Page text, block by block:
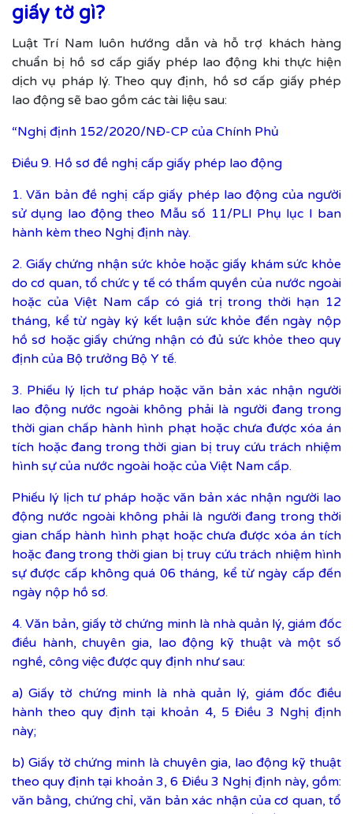
giấy tờ gì?
Luật Trí Nam luôn hướng dẫn và hỗ trợ khách hàng
chuẩn bị hồ sơ cấp giấy phép lao động khi thực hiện
dịch vụ pháp lý. Theo quy định, hồ sơ cấp giấy phép
lao động sẽ bao gồm các tài liệu sau:
“Nghị định 152/2020/NĐ-CP của Chính Phủ
Điều 9. Hồ sơ đề nghị cấp giấy phép lao động
1. Văn bản đề nghị cấp giấy phép lao động của người
sử dụng lao động theo Mẫu số 11/PLI Phụ lục I ban
hành kèm theo Nghị định này.
2. Giấy chứng nhận sức khỏe hoặc giấy khám sức khỏe
do cơ quan, tổ chức y tế có thẩm quyền của nước ngoài
hoặc của Việt Nam cấp có giá trị trong thời hạn 12
tháng, kể từ ngày ký kết luận sức khỏe đến ngày nộp
hồ sơ hoặc giấy chứng nhận có đủ sức khỏe theo quy
định của Bộ trưởng Bộ Y tế.
3. Phiếu lý lịch tư pháp hoặc văn bản xác nhận người
lao động nước ngoài không phải là người đang trong
thời gian chấp hành hình phạt hoặc chưa được xóa án
tích hoặc đang trong thời gian bị truy cứu trách nhiệm
hình sự của nước ngoài hoặc của Việt Nam cấp.
Phiếu lý lịch tư pháp hoặc văn bản xác nhận người lao
động nước ngoài không phải là người đang trong thời
gian chấp hành hình phạt hoặc chưa được xóa án tích
hoặc đang trong thời gian bị truy cứu trách nhiệm hình
sự được cấp không quá 06 tháng, kể từ ngày cấp đến
ngày nộp hồ sơ.
4. Văn bản, giấy tờ chứng minh là nhà quản lý, giám đốc
điều hành, chuyên gia, lao động kỹ thuật và một số
nghề, công việc được quy định như sau:
a) Giấy tờ chứng minh là nhà quản lý, giám đốc điều
hành theo quy định tại khoản 4, 5 Điều 3 Nghị định
này;
b) Giấy tờ chứng minh là chuyên gia, lao động kỹ thuật
theo quy định tại khoản 3, 6 Điều 3 Nghị định này, gồm:
văn bằng, chứng chỉ, văn bản xác nhận của cơ quan, tổ